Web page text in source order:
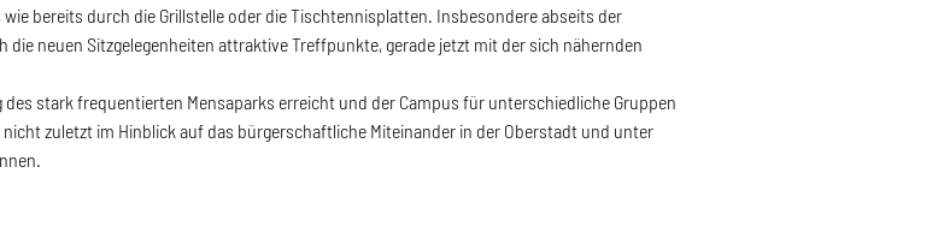
bereits durch die Grillstelle oder die Tischtennisplatten. Insbesondere abseits der
die neuen Sitzgelegenheiten attraktive Treffpunkte, gerade jetzt mit der sich nähernden
stark frequentierten Mensaparks erreicht und der Campus für unterschiedliche Gruppen
zuletzt im Hinblick auf das bürgerschaftliche Miteinander in der Oberstadt und unter